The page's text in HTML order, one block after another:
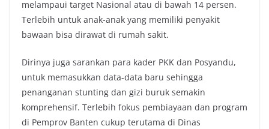
melampaui target Nasional atau di bawah 14 persen.
Terlebih untuk anak-anak yang memiliki penyakit
bawaan bisa dirawat di rumah sakit.
Dirinya juga sarankan para kader PKK dan Posyandu,
untuk memasukkan data-data baru sehingga
penanganan stunting dan gizi buruk semakin
komprehensif. Terlebih fokus pembiayaan dan program
di Pemprov Banten cukup terutama di Dinas